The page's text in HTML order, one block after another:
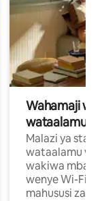
Wahamaji
wataalamu
Malazi ya
wataalamu
wakiwa mbali
wenye Wi-Fi
mahususi za